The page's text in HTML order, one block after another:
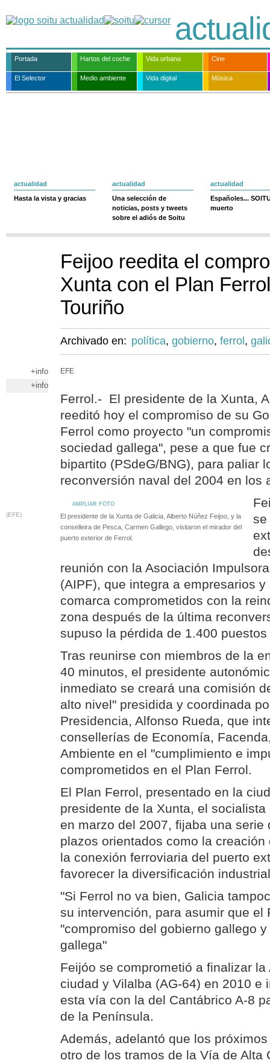
Portada Hartos del coche Vida urbana Cine
El Selector Medio ambiente Vida digital Música
actualidad
Hasta la vista y gracias
actualidad
Una selección de
noticias, posts y tweets
sobre el adiós de Soitu
actualidad
Españoles...
muerto
Feijoo reedita el
Xunta con el Plan
Touriño
Archivado en: política, gobierno, ferrol ,
+info
+info
EFE
Ferrol.- El presidente de la Xunta,
reeditó hoy el compromiso de su
Ferrol como proyecto "un
sociedad gallega", pese a que fue
bipartito (PSdeG/BNG), para paliar
reconversión naval del 2004 en los
AMPLIAR FOTO
(EFE)
El presidente de la Xunta de Galicia, Alberto Núñez Feijoo, y la
conselleira de Pesca, Carmen Gallego, visitaron el mirador del
puerto exterior de Ferrol.
se
reunión con la Asociación
(AIPF), que integra a empresarios
comarca comprometidos con la
zona después de la última
supuso la pérdida de 1.400
Tras reunirse con miembros de la
40 minutos, el presidente
inmediato se creará una comisión
alto nivel" presidida y coordinada
Presidencia, Alfonso Rueda, que
consellerías de Economía,
Ambiente en el "cumplimiento e
comprometidos en el Plan Ferrol.
El Plan Ferrol, presentado en la
presidente de la Xunta, el
en marzo del 2007, fijaba una serie
plazos orientados como la
la conexión ferroviaria del puerto
favorecer la diversificación
"Si Ferrol no va bien, Galicia
su intervención, para asumir que el
"compromiso del gobierno gallego
gallega"
Feijóo se comprometió a finalizar
ciudad y Vilalba (AG-64) en 2010 e
esta vía con la del Cantábrico A-8
de la Península.
Además, adelantó que los
otro de los tramos de la Vía de Alta